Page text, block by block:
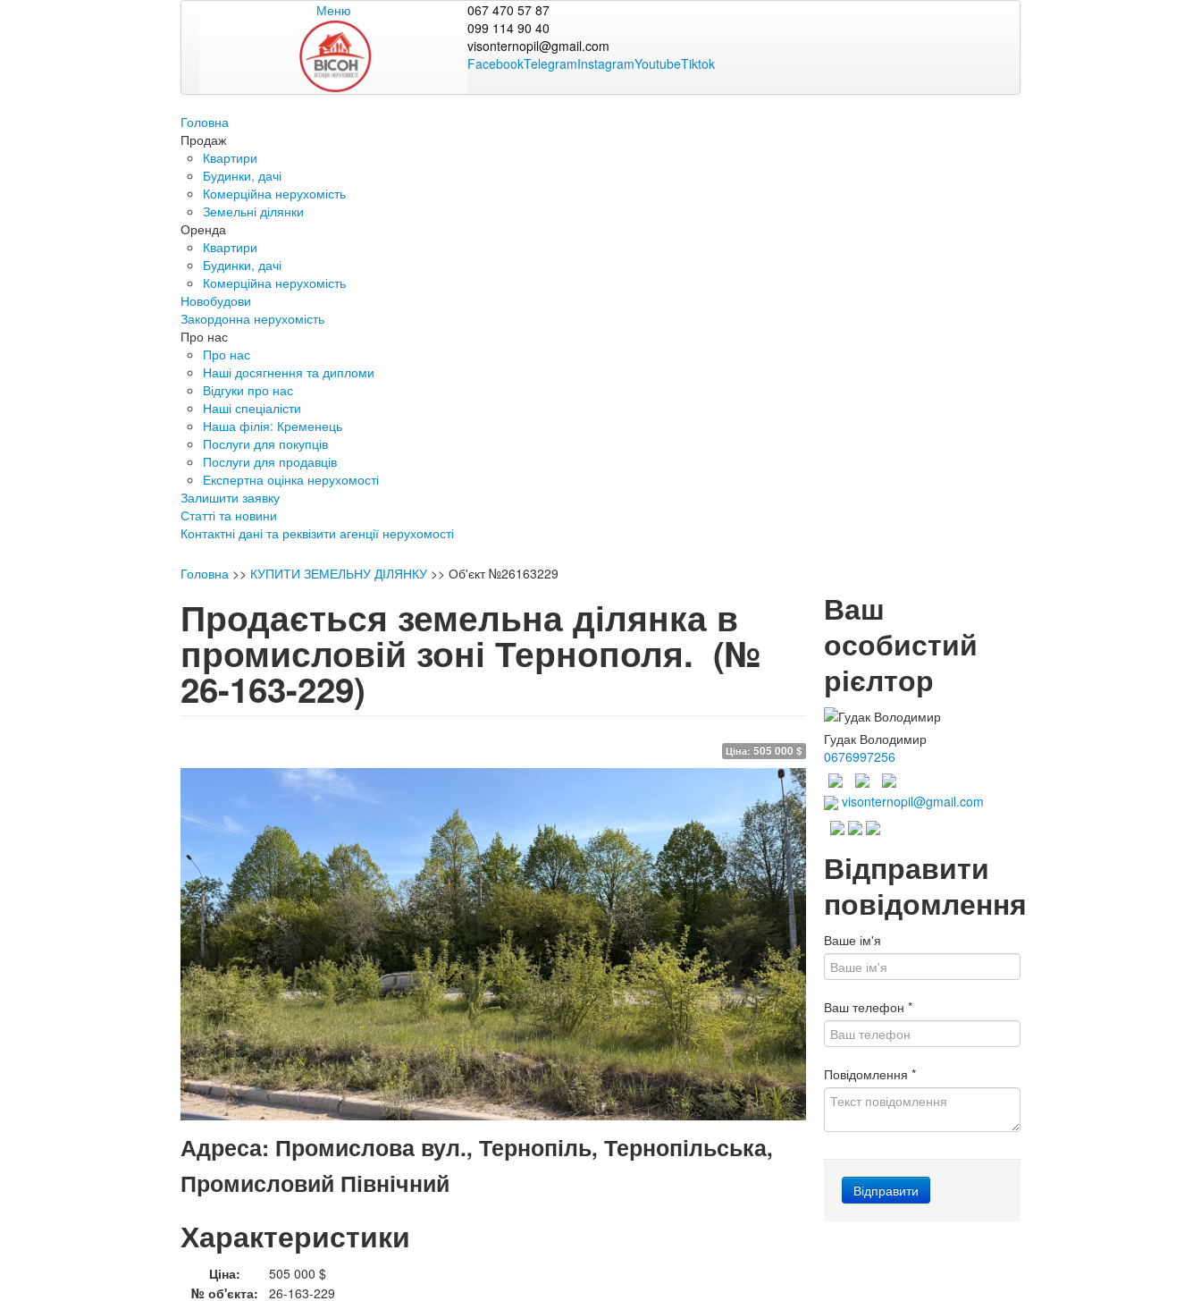
Меню
067 470 57 87
099 114 90 40
visonternopil@gmail.com
FacebookTelegramInstagramYoutubeTiktok
Головна
Продаж
Квартири
Будинки, дачі
Комерційна нерухомість
Земельні ділянки
Оренда
Квартири
Будинки, дачі
Комерційна нерухомість
Новобудови
Закордонна нерухомість
Про нас
Про нас
Наші досягнення та дипломи
Відгуки про нас
Наші спеціалісти
Наша філія: Кременець
Послуги для покупців
Послуги для продавців
Експертна оцінка нерухомості
Залишити заявку
Статті та новини
Контактні дані та реквізити агенції нерухомості
Головна >> КУПИТИ ЗЕМЕЛЬНУ ДІЛЯНКУ >> Об'єкт №26163229
Продається земельна ділянка в
промисловій зоні Тернополя. (№
26-163-229)
Ціна: 505 000 $
Адреса: Промислова вул., Тернопіль, Тернопільська,
Промисловий Північний
Характеристики
Ціна:
505 000 $
№ об'єкта:
26-163-229
Ваш
особистий
рієлтор
Гудак Володимир
0676997256
visonternopil@gmail.com
Відправити
повідомлення
Ваше ім'я
Ваш телефон *
Повідомлення *